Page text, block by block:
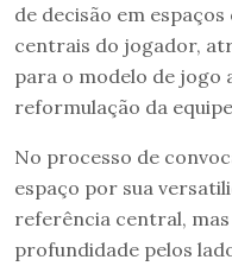
de decisão em
centrais do jogador,
para o modelo de jogo
reformulação da
No processo de
espaço por sua
referência central,
profundidade pelos